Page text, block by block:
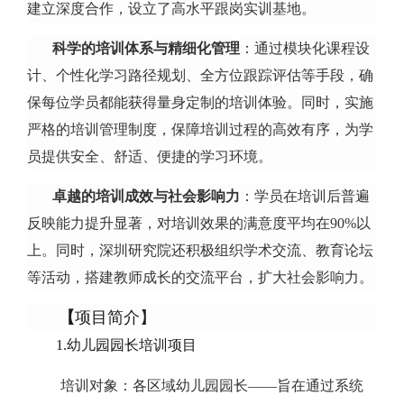
建立深度合作，设立了高水平跟岗实训基地。
科学的培训体系与精细化管理 ：通过模块化课程设
计、个性化学习路径规划、全方位跟踪评估等手段，确
保每位学员都能获得量身定制的培训体验。同时，实施
严格的培训管理制度，保障培训过程的高效有序，为学
员提供安全、舒适、便捷的学习环境。
卓越的培训成效与社会影响力 ： 学员在培训后普遍
反映能力提升显著， 对培训效果的满意度平均在90%以
上。
同时，深圳研究院还积极组织学术交流、教育论坛
等活动，搭建教师成长的交流平台，扩大社会影响力。
【项目简介 】
1.幼儿园园长培训项目
培训对象：各区域幼儿园园长——旨在通过系统